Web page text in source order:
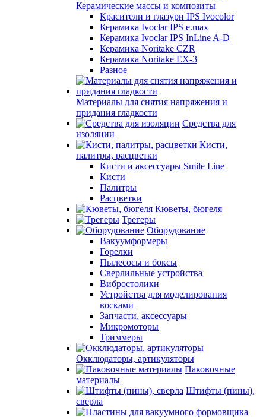
Керамические массы и композиты
Красители и глазури IPS Ivocolor
Керамика Ivoclar IPS e.max
Керамика Ivoclar IPS InLine A-D
Керамика Noritake CZR
Керамика Noritake EX-3
Разное
Материалы для снятия напряжения и
придания гладкости
Средства для
изоляции
Кисти,
палитры, расцветки
Кисти и аксессуары Smile Line
Кисти
Палитры
Расцветки
Кюветы, бюгеля
Трегеры
Оборудование
Вакуумформеры
Горелки
Пылесосы и боксы
Сверлильные устройства
Вибростолики
Устройства для моделирования
восками
Запчасти, аксессуары
Микромоторы
Триммеры
Окклюдаторы, артикуляторы
Паковочные
материалы
Штифты (пины),
сверла